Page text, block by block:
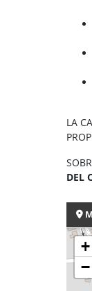
LA
DEL
+
−